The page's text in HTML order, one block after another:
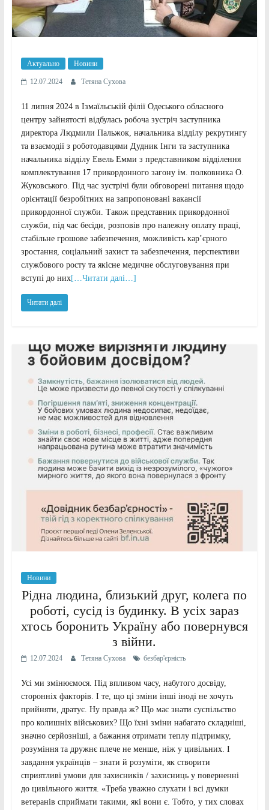
Актуально Новини
12.07.2024 Тетяна Сухова
11 липня 2024 в Ізмаїльській філії Одеського обласного
центру зайнятості відбулась робоча зустріч заступника
директора Людмили Пальжок, начальника відділу рекрутингу
та взаємодії з роботодавцями Дудник Інги та заступника
начальника відділу Евель Емми з представником відділення
комплектування 17 прикордонного загону ім. полковника О.
Жуковського. Під час зустрічі були обговорені питання щодо
орієнтації безробітних на запропоновані вакансії
прикордонної служби. Також представник прикордонної
служби, під час бесіди, розповів про належну оплату праці,
стабільне грошове забезпечення, можливість кар’єрного
зростання, соціальний захист та забезпечення, перспективи
службового росту та якісне медичне обслуговування при
вступі до них[…Читати далі…]
Читати далі
Новини
Рідна людина, близький друг, колега по
роботі, сусід із будинку. В усіх зараз
хтось боронить Україну або повернувся
з війни.
12.07.2024 Тетяна Сухова безбар'єрність
Усі ми змінюємося. Під впливом часу, набутого досвіду,
сторонніх факторів. І те, що ці зміни інші іноді не хочуть
прийняти, дратує. Ну правда ж? Що має знати суспільство
про колишніх військових? Що їхні зміни набагато складніші,
значно серйозніші, а бажання отримати теплу підтримку,
розуміння та дружнє плече не менше, ніж у цивільних. І
завдання українців – знати й розуміти, як створити
сприятливі умови для захисників / захисниць у поверненні
до цивільного життя. «Треба уважно слухати і всі думки
ветеранів сприймати такими, які вони є. Тобто, у тих словах